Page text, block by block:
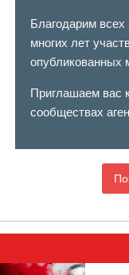
Благодарим всех
многих лет
опубликованных
Приглашаем вас
сообществах